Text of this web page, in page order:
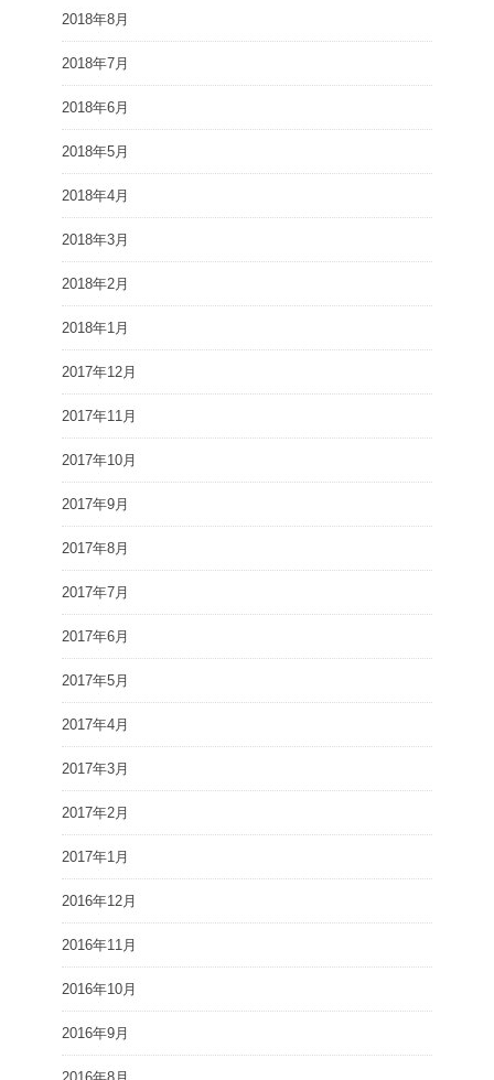
2018年8月
2018年7月
2018年6月
2018年5月
2018年4月
2018年3月
2018年2月
2018年1月
2017年12月
2017年11月
2017年10月
2017年9月
2017年8月
2017年7月
2017年6月
2017年5月
2017年4月
2017年3月
2017年2月
2017年1月
2016年12月
2016年11月
2016年10月
2016年9月